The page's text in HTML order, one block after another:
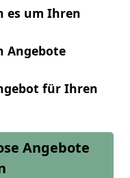
es um Ihren
Angebote
für Ihren
Angebote